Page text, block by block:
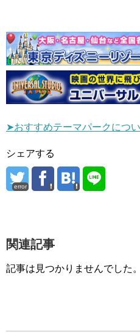
➤おすすめテーマパークにつ
シェアする
error
関連記事
記事は見つかりませんでした。